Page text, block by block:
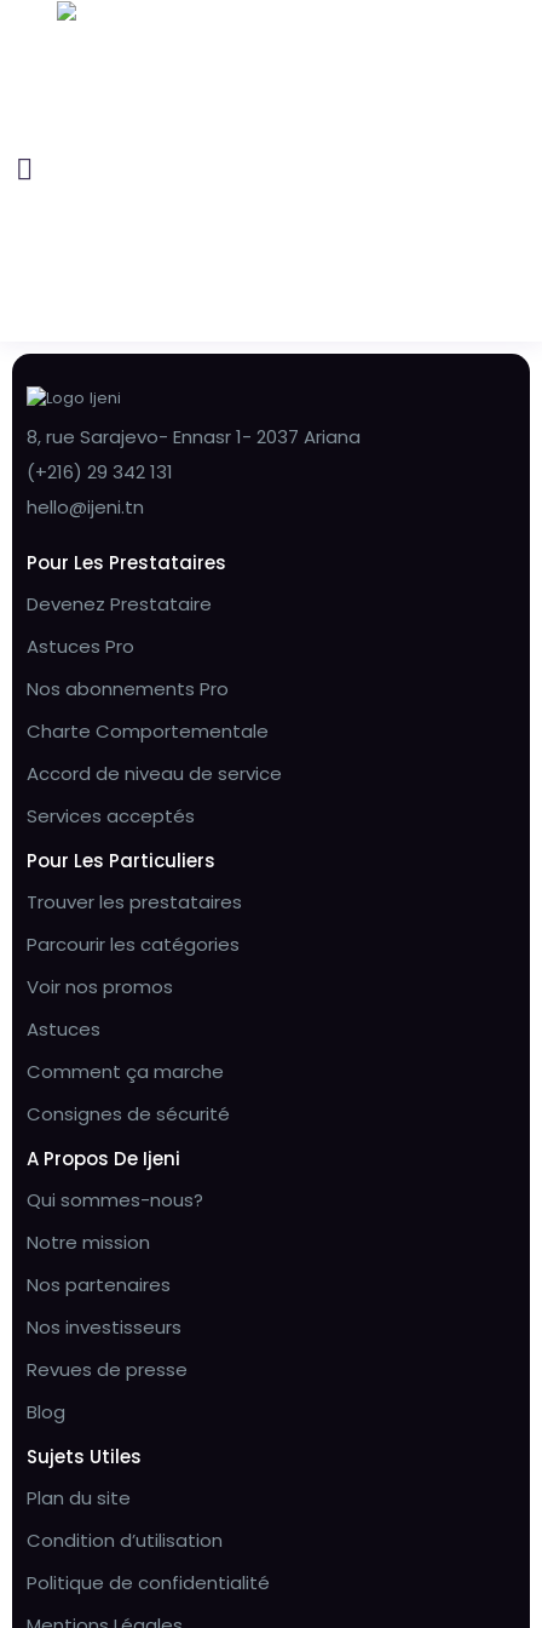
8, rue Sarajevo- Ennasr 1- 2037 Ariana
(+216) 29 342 131
hello@ijeni.tn
Pour Les Prestataires
Devenez Prestataire
Astuces Pro
Nos abonnements Pro
Charte Comportementale
Accord de niveau de service
Services acceptés
Pour Les Particuliers
Trouver les prestataires
Parcourir les catégories
Voir nos promos
Astuces
Comment ça marche
Consignes de sécurité
A Propos De Ijeni
Qui sommes-nous?
Notre mission
Nos partenaires
Nos investisseurs
Revues de presse
Blog
Sujets Utiles
Plan du site
Condition d’utilisation
Politique de confidentialité